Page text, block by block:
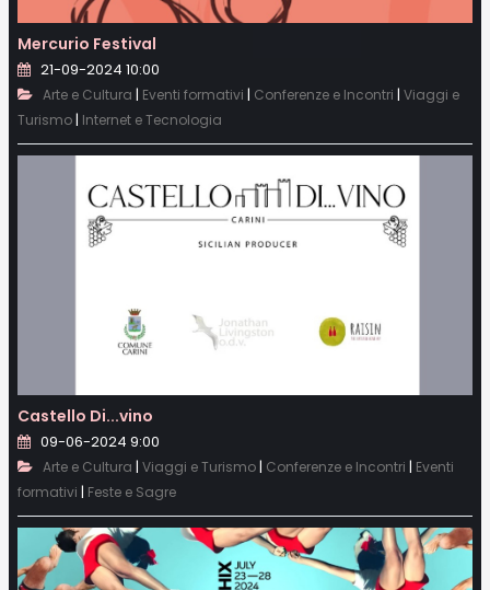
Mercurio Festival
21-09-2024 10:00
Arte e Cultura | Eventi formativi | Conferenze e Incontri | Viaggi e
Turismo | Internet e Tecnologia
Castello Di...vino
09-06-2024 9:00
Arte e Cultura | Viaggi e Turismo| Conferenze e Incontri | Eventi
formativi | Feste e Sagre